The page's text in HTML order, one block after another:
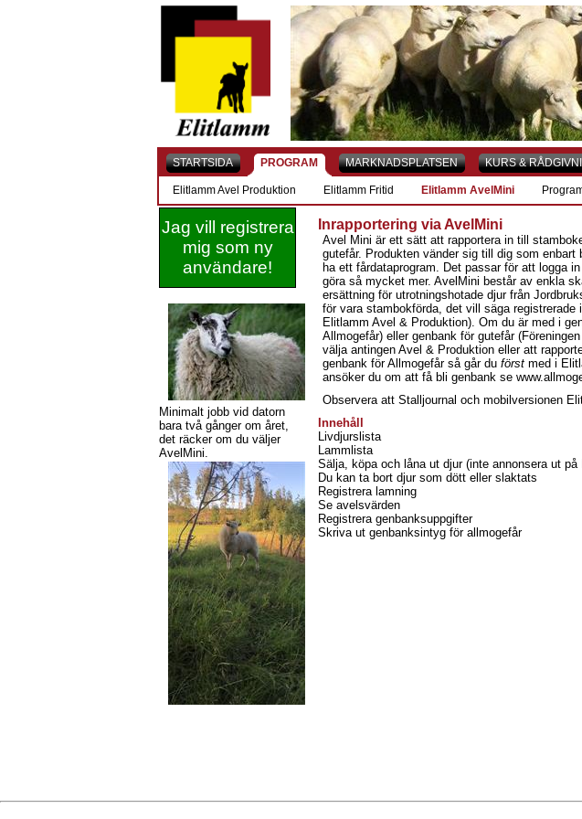
STARTSIDA PROGRAM MARKNADSPLATSEN KURS &
Elitlamm Avel Produktion Elitlamm Fritid Elitlamm AvelMini
Jag vill registrera
mig som ny
användare!
Minimalt jobb vid datorn
bara två gånger om året,
det räcker om du väljer
AvelMini.
Inrapportering via AvelMini
Avel Mini är ett sätt att rapportera in till
gutefår. Produkten vänder sig till dig som enbart
ha ett fårdataprogram. Det passar för att logga
göra så mycket mer. AvelMini består av enkla
ersättning för utrotningshotade djur från
för vara stambokförda, det vill säga
Elitlamm Avel & Produktion). Om du är med i
Allmogefår) eller genbank för gutefår
välja antingen Avel & Produktion eller att
genbank för Allmogefår så går du först med i
ansöker du om att få bli genbank se
Observera att Stalljournal och mobilversionen
Innehåll
Livdjurslista
Lammlista
Sälja, köpa och låna ut djur (inte annonsera ut på
Du kan ta bort djur som dött eller slaktats
Registrera lamning
Se avelsvärden
Registrera genbanksuppgifter
Skriva ut genbanksintyg för allmogefår